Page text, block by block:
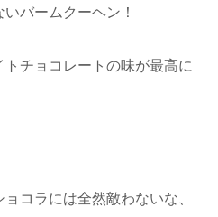
バームクーヘン！
チョコレートの味が最高に
コラには全然敵わないな、